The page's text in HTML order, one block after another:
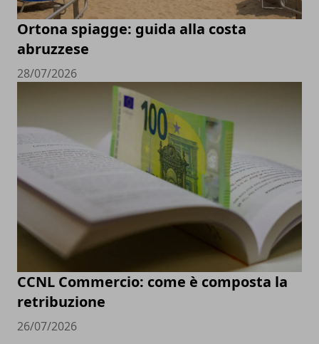
Ortona spiagge: guida alla costa
abruzzese
28/07/2026
CCNL Commercio: come è composta la
retribuzione
26/07/2026